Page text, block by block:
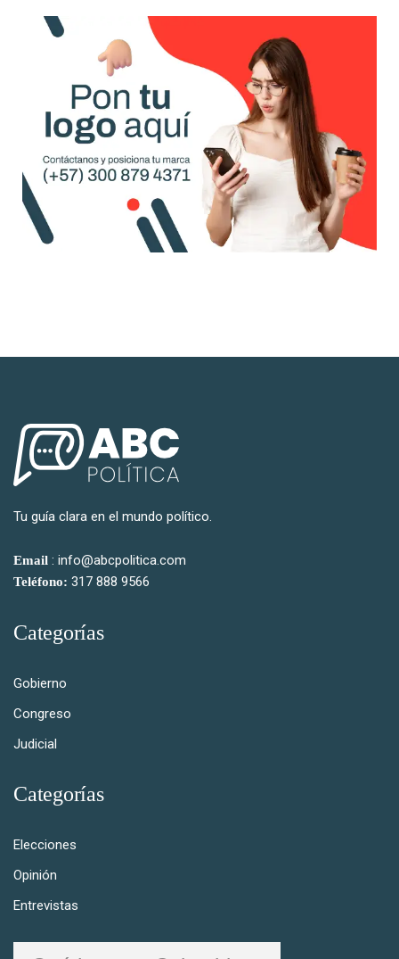
Tu guía clara en el mundo político.
Email : info@abcpolitica.com
Teléfono: 317 888 9566
Categorías
Gobierno
Congreso
Judicial
Categorías
Elecciones
Opinión
Entrevistas